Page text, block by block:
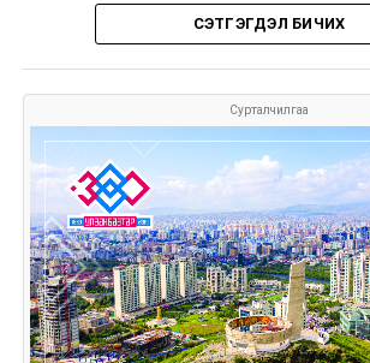
СЭТГЭГДЭЛ БИЧИХ
Сурталчилгаа